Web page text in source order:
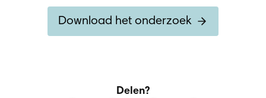
Download het onderzoek
Delen?